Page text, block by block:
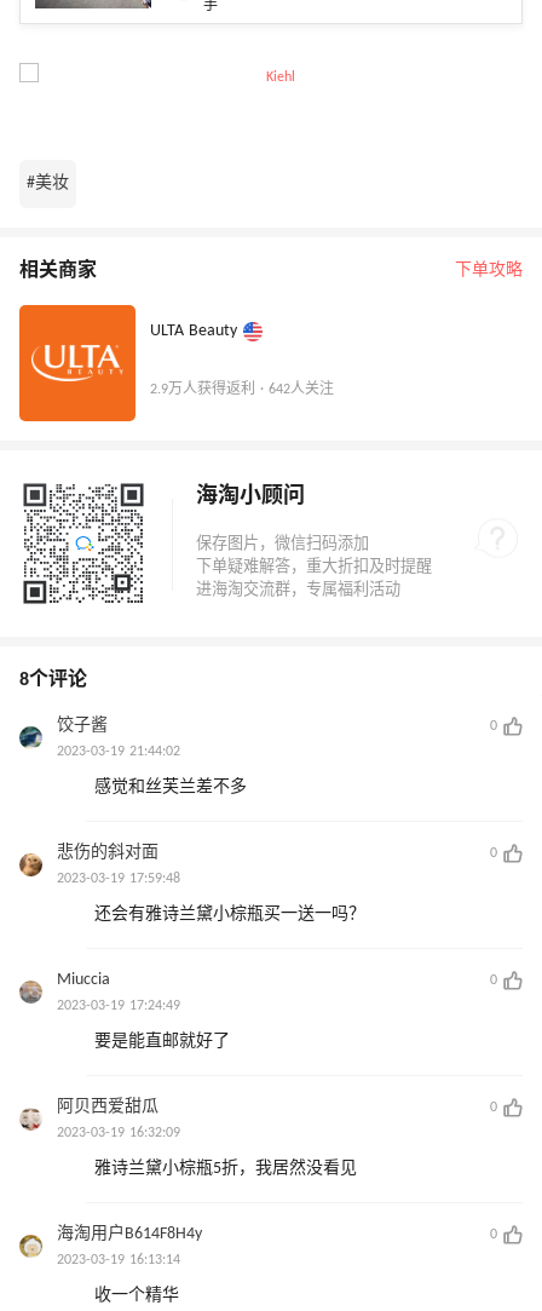
手
#美妆
相关商家 下单攻略
ULTA Beauty
2.9万人获得返利 · 642人关注
海淘小顾问
8个评论
饺子酱
0
2023-03-19 21:44:02
感觉和丝芙兰差不多
悲伤的斜对面
0
2023-03-19 17:59:48
还会有雅诗兰黛小棕瓶买一送一吗？
Miuccia
0
2023-03-19 17:24:49
要是能直邮就好了
阿贝西爱甜瓜
0
2023-03-19 16:32:09
雅诗兰黛小棕瓶5折，我居然没看见
海淘用户B614F8H4y
0
2023-03-19 16:13:14
收一个精华